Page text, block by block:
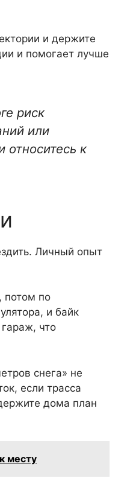
и держите
и помогает лучше
риск
или
относитесь к
потом по
и байк
что
снега» не
если трасса
дома план
месту